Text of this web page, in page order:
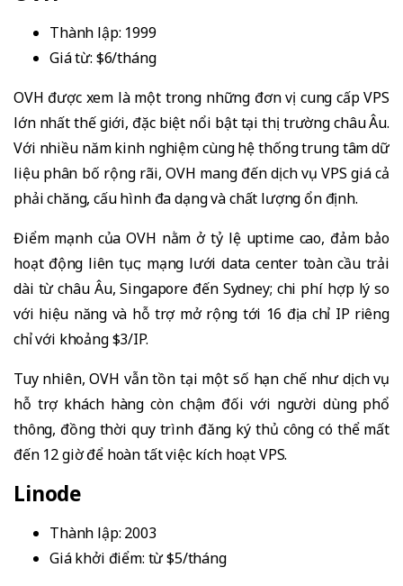
Thành lập: 1999
Giá từ: $6/tháng
OVH được xem là một trong những đơn vị cung cấp VPS
lớn nhất thế giới, đặc biệt nổi bật tại thị trường châu Âu.
Với nhiều năm kinh nghiệm cùng hệ thống trung tâm dữ
liệu phân bố rộng rãi, OVH mang đến dịch vụ VPS giá cả
phải chăng, cấu hình đa dạng và chất lượng ổn định.
Điểm mạnh của OVH nằm ở tỷ lệ uptime cao, đảm bảo
hoạt động liên tục; mạng lưới data center toàn cầu trải
dài từ châu Âu, Singapore đến Sydney; chi phí hợp lý so
với hiệu năng và hỗ trợ mở rộng tới 16 địa chỉ IP riêng
chỉ với khoảng $3/IP.
Tuy nhiên, OVH vẫn tồn tại một số hạn chế như dịch vụ
hỗ trợ khách hàng còn chậm đối với người dùng phổ
thông, đồng thời quy trình đăng ký thủ công có thể mất
đến 12 giờ để hoàn tất việc kích hoạt VPS.
Linode
Thành lập: 2003
Giá khởi điểm: từ $5/tháng